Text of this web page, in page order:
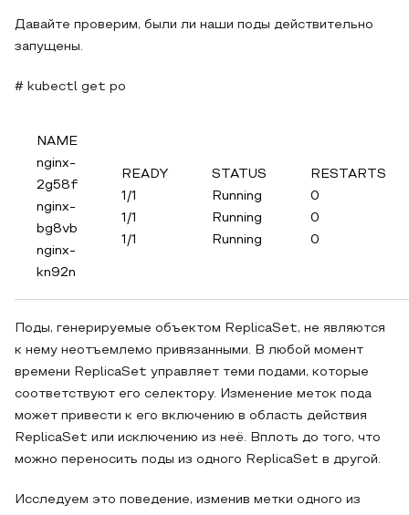
Давайте проверим, были ли наши поды действительно
запущены.
# kubectl get po
NAME
nginx-
2g58f
nginx-
bg8vb
nginx-
kn92n
READY
1/1
1/1
1/1
STATUS
Running
Running
Running
RESTARTS
0
0
0
Поды, генерируемые объектом ReplicaSet, не являются
к нему неотъемлемо привязанными. В любой момент
времени ReplicaSet управляет теми подами, которые
соответствуют его селектору. Изменение меток пода
может привести к его включению в область действия
ReplicaSet или исключению из неё. Вплоть до того, что
можно переносить поды из одного ReplicaSet в другой.
Исследуем это поведение, изменив метки одного из